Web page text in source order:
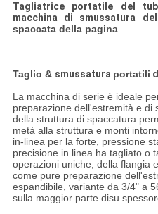
Tagliatrice portatile del
macchina di smussatura
spaccata della pagina
Taglio & smussatura portatili
La macchina di serie è ideale
preparazione dell'estremità e di
della struttura di spaccatura
metà alla struttura e monti
in-linea per la forte, pressione
precisione in linea ha tagliato o
operazioni uniche, della flangia
come pure preparazione
espandibile, variante da 3/4" a
sulla maggior parte disu